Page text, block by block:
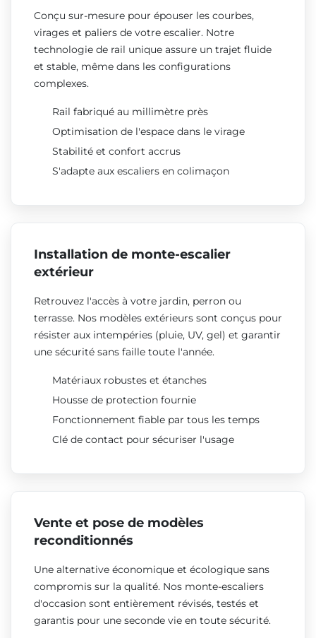
Conçu sur-mesure pour épouser les courbes,
virages et paliers de votre escalier. Notre
technologie de rail unique assure un trajet fluide
et stable, même dans les configurations
complexes.
Rail fabriqué au millimètre près
Optimisation de l'espace dans le virage
Stabilité et confort accrus
S'adapte aux escaliers en colimaçon
Installation de monte-escalier
extérieur
Retrouvez l'accès à votre jardin, perron ou
terrasse. Nos modèles extérieurs sont conçus pour
résister aux intempéries (pluie, UV, gel) et garantir
une sécurité sans faille toute l'année.
Matériaux robustes et étanches
Housse de protection fournie
Fonctionnement fiable par tous les temps
Clé de contact pour sécuriser l'usage
Vente et pose de modèles
reconditionnés
Une alternative économique et écologique sans
compromis sur la qualité. Nos monte-escaliers
d'occasion sont entièrement révisés, testés et
garantis pour une seconde vie en toute sécurité.